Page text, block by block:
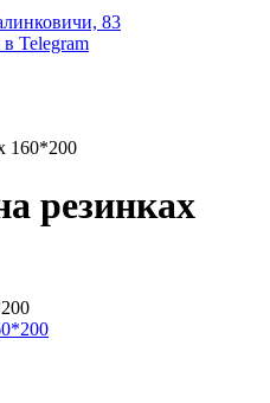
83
Telegram
160*200
резинках